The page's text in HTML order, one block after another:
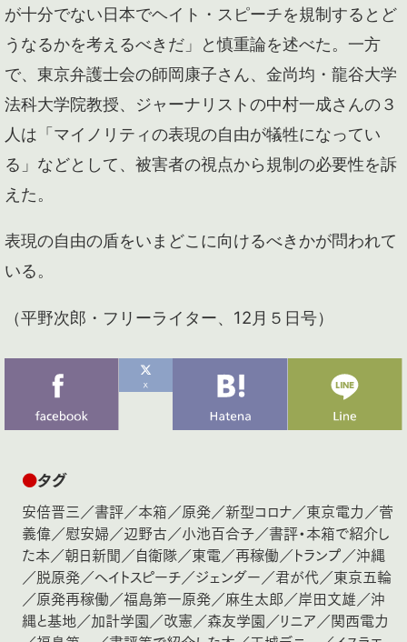
が十分でない日本でヘイト・スピーチを規制するとど
うなるかを考えるべきだ」と慎重論を述べた。一方
で、東京弁護士会の師岡康子さん、金尚均・龍谷大学
法科大学院教授、ジャーナリストの中村一成さんの３
人は「マイノリティの表現の自由が犠牲になってい
る」などとして、被害者の視点から規制の必要性を訴
えた。
表現の自由の盾をいまどこに向けるべきかが問われて
いる。
（平野次郎・フリーライター、12月５日号）
●タグ
安倍晋三／書評／本箱／原発／新型コロナ／東京電力／菅
義偉／慰安婦／辺野古／小池百合子／書評・本箱で紹介し
た本／朝日新聞／自衛隊／東電／再稼働／トランプ／沖縄
／脱原発／ヘイトスピーチ／ジェンダー／君が代／東京五輪
／原発再稼働／福島第一原発／麻生太郎／岸田文雄／沖
縄と基地／加計学園／改憲／森友学園／リニア／関西電力